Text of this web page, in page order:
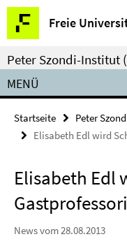
Springe
direkt
zu
Inhalt
Freie
Service-
Navigation
Peter Szondi-Institut
MENÜ
Startseite Peter
Elisabeth Edl wird
Elisabeth Edl
News vom 28.08.2013